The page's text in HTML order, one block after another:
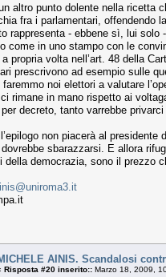
altro punto dolente nella ricetta
fra i parlamentari, offendendo
rappresenta - ebbene sì, lui
come in uno stampo con le
propria volta nell’art. 48 della
prescrivono ad esempio sulle
noi elettori a valutare
rimane in mano rispetto ai
decreto, tanto varrebbe
non piacerà al
dovrebbe sbarazzarsi. E allora
della democrazia, sono il prezzo
AINIS. Scandalosi
Risposta #20 inserito:: Marzo 18, 2009,